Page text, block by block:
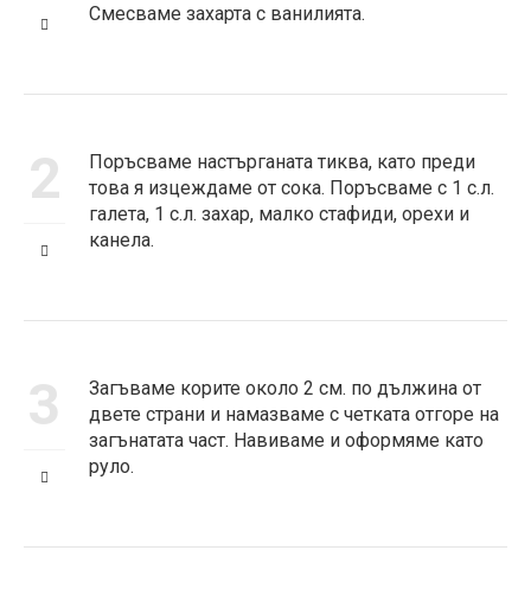
Смесваме захарта с ванилията.
2
Поръсваме настърганата тиква, като преди
това я изцеждаме от сока. Поръсваме с 1 с.л.
галета, 1 с.л. захар, малко стафиди, орехи и
канела.
3
Загъваме корите около 2 см. по дължина от
двете страни и намазваме с четката отгоре на
загънатата част. Навиваме и оформяме като
руло.